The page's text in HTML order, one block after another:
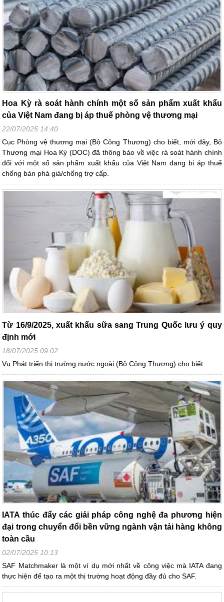
Hoa Kỳ rà soát hành chính một số sản phẩm xuất khẩu
của Việt Nam đang bị áp thuế phòng vệ thương mại
22/07/2025 14:40
Cục Phòng vệ thương mại (Bộ Công Thương) cho biết, mới đây, Bộ
Thương mại Hoa Kỳ (DOC) đã thông báo về việc rà soát hành chính
đối với một số sản phẩm xuất khẩu của Việt Nam đang bị áp thuế
chống bán phá giá/chống trợ cấp.
Từ 16/9/2025, xuất khẩu sữa sang Trung Quốc lưu ý quy
định mới
18/07/2025 09:02
Vụ Phát triển thị trường nước ngoài (Bộ Công Thương) cho biết
IATA thúc đẩy các giải pháp công nghệ đa phương hiện
đại trong chuyển đổi bền vững ngành vận tải hàng không
toàn cầu
02/07/2025 10:13
SAF Matchmaker là một ví dụ mới nhất về công việc mà IATA đang
thực hiện để tạo ra một thị trường hoạt động đầy đủ cho SAF.